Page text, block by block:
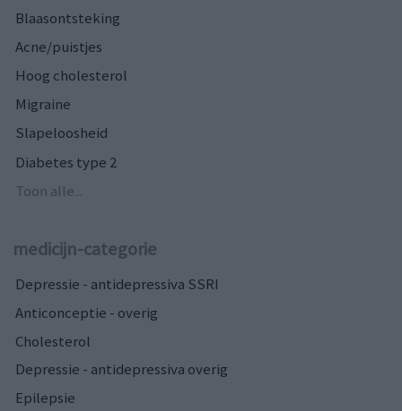
Blaasontsteking
Acne/puistjes
Hoog cholesterol
Migraine
Slapeloosheid
Diabetes type 2
Toon alle...
medicijn-categorie
Depressie - antidepressiva SSRI
Anticonceptie - overig
Cholesterol
Depressie - antidepressiva overig
Epilepsie